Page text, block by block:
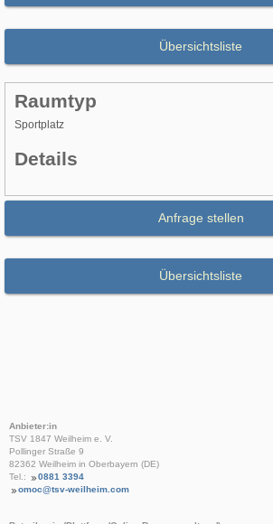
Übersichtsliste
Raumtyp
Sportplatz
Details
Anfrage stellen
Übersichtsliste
Anbieter:in
TSV 1847 Weilheim e. V.
Pollinger Straße 9
82362 Weilheim in Oberbayern (DE)
Tel.:
0881 3394
omoc@tsv-weilheim.com